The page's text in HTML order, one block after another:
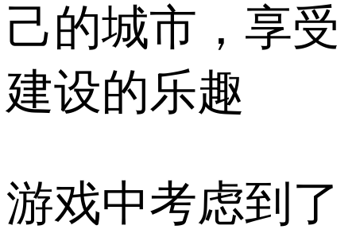
己的城市，享受
建设的乐趣
游戏中考虑到了